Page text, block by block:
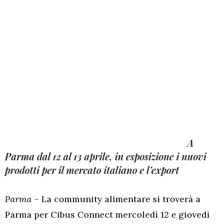
A
Parma dal 12 al 13 aprile, in esposizione i nuovi
prodotti per il mercato italiano e l’export
Parma – La community alimentare si troverà a
Parma per Cibus Connect mercoledì 12 e giovedì